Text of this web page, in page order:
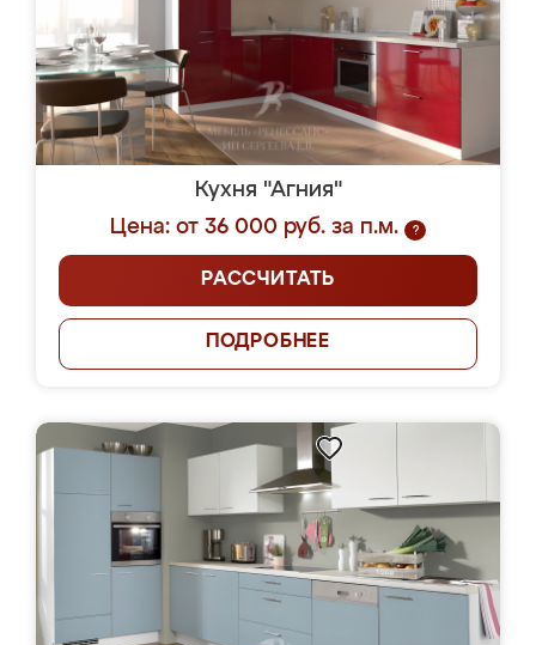
Кухня "Агния"
Цена: от 36 000 руб. за п.м.
?
РАССЧИТАТЬ
ПОДРОБНЕЕ